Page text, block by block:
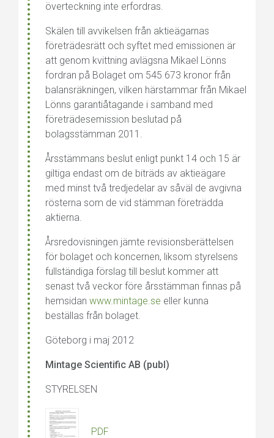
överteckning inte erfordras.
Skälen till avvikelsen från aktieägarnas
företrädesrätt och syftet med emissionen är
att genom kvittning avlägsna Mikael Lönns
fordran på Bolaget om 545 673 kronor från
balansräkningen, vilken härstammar från Mikael
Lönns garantiåtagande i samband med
företrädesemission beslutad på
bolagsstämman 2011.
Årsstämmans beslut enligt punkt 14 och 15 är
giltiga endast om de biträds av aktieägare
med minst två tredjedelar av såväl de avgivna
rösterna som de vid stämman företrädda
aktierna.
Årsredovisningen jämte revisionsberättelsen
för bolaget och koncernen, liksom styrelsens
fullständiga förslag till beslut kommer att
senast två veckor före årsstämman finnas på
hemsidan www.mintage.se eller kunna
beställas från bolaget.
Göteborg i maj 2012
Mintage Scientific AB (publ)
STYRELSEN
PDF